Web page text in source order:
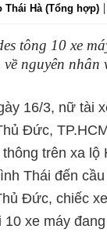
Thái Hà (Tổng hợp) |
tông 10 xe
nguyên nhân
16/3, nữ tài
Đức,
trên xa lộ
Thái đến
Đức, chiếc
10 xe máy